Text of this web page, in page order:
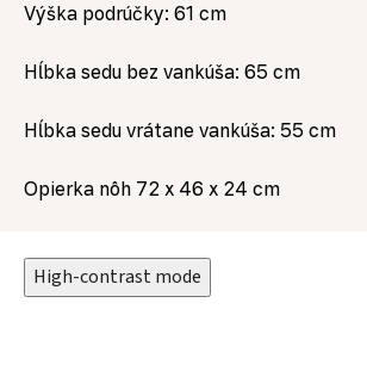
Výška podrúčky: 61 cm
Hĺbka sedu bez vankúša: 65 cm
Hĺbka sedu vrátane vankúša: 55 cm
Opierka nôh 72 x 46 x 24 cm
High-contrast mode